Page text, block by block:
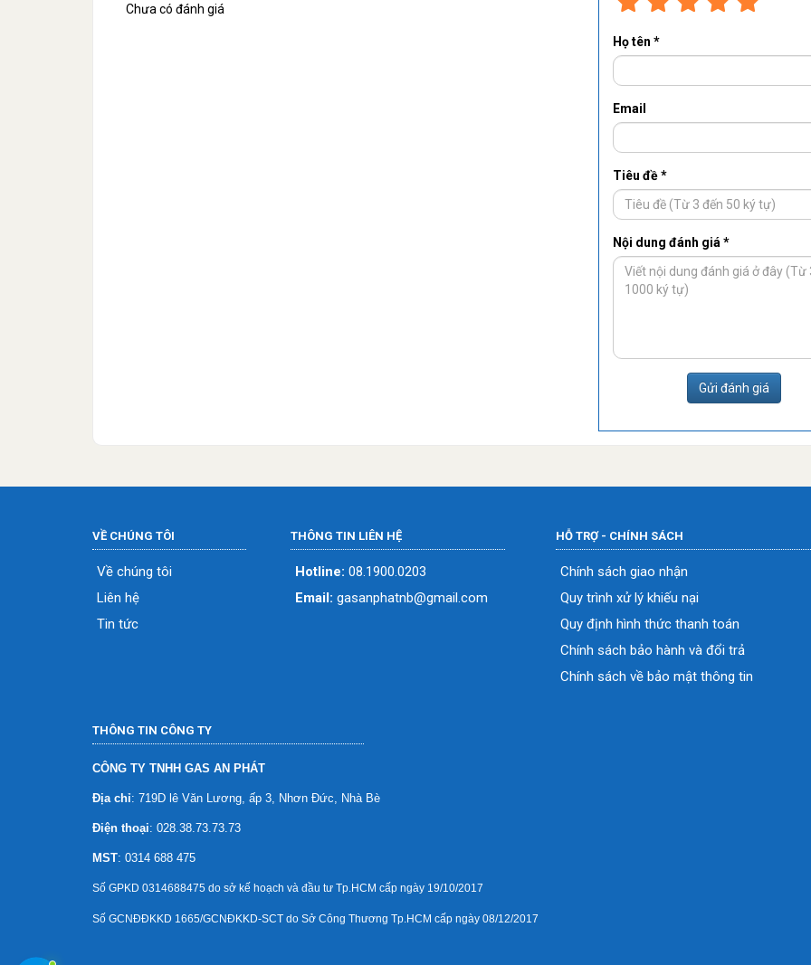
Chưa có đánh giá
Họ tên *
Email
Tiêu đề *
Nội dung đánh giá *
Gửi đánh giá
VỀ CHÚNG TÔI
Về chúng tôi
Liên hệ
Tin tức
THÔNG TIN LIÊN HỆ
Hotline:08.1900.0203
Email:gasanphatnb@gmail.com
HỖ TRỢ - CHÍNH SÁCH
Chính sách giao nhận
Quy trình xử lý khiếu nại
Quy định hình thức thanh toán
Chính sách bảo hành và đổi trả
Chính sách về bảo mật thông tin
THÔNG TIN CÔNG TY
CÔNG TY TNHH GAS AN PHÁT
Địa chỉ: 719D lê Văn Lương, ấp 3, Nhơn Đức, Nhà Bè
Điện thoại: 028.38.73.73.73
MST: 0314 688 475
Số GPKD 0314688475 do sở kế hoạch và đầu tư Tp.HCM cấp ngày 19/10/2017
Số GCNĐĐKKD 1665/GCNĐKKD-SCT do Sở Công Thương Tp.HCM cấp ngày 08/12/2017